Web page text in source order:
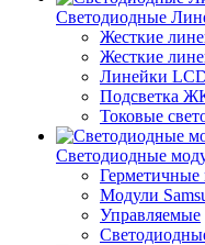
Светодиодные
Жесткие
Жесткие
Линейки
Подсветка
Токовые
Светодиодные
Герметичные
Модули
Управляемые